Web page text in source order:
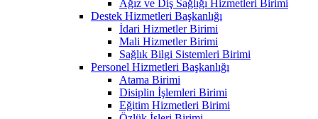
Ağız ve Diş Sağlığı Hizmetleri Birimi
Destek Hizmetleri Başkanlığı
İdari Hizmetler Birimi
Mali Hizmetler Birimi
Sağlık Bilgi Sistemleri Birimi
Personel Hizmetleri Başkanlığı
Atama Birimi
Disiplin İşlemleri Birimi
Eğitim Hizmetleri Birimi